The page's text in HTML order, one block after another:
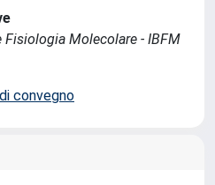
Molecolare - IBFM
convegno